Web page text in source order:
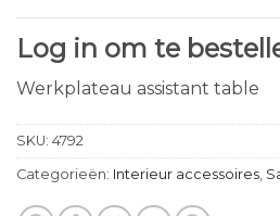
Log in om te
Werkplateau assistant table
SKU: 4792
Categorieën: Interieur accessoires,